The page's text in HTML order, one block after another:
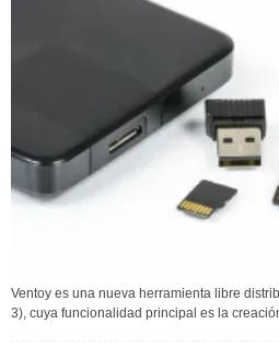
Ventoy es una nueva herramienta libre
3), cuya funcionalidad principal es la